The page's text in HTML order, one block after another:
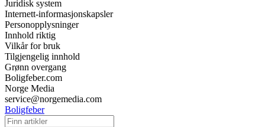
Juridisk system
Internett-informasjonskapsler
Personopplysninger
Innhold riktig
Vilkår for bruk
Tilgjengelig innhold
Grønn overgang
Boligfeber.com
Norge Media
service@norgemedia.com
Boligfeber